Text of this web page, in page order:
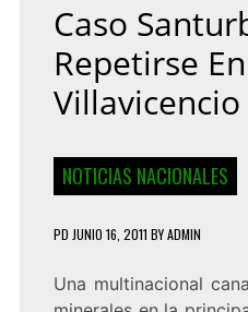
Caso
Repetirse En
Villavicencio
NOTICIAS NACIONALES
PD JUNIO 16, 2011 BYADMIN
Una multinacional